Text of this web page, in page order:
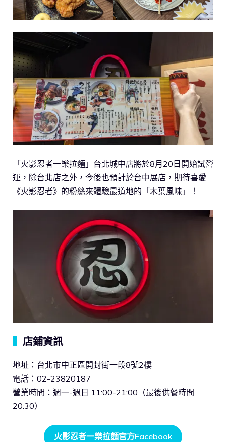
「火影忍者一樂拉麵」台北城中店將於8月20日開始試營
運，除台北店之外，今後也預計於台中展店，期待喜愛
《火影忍者》的粉絲來體驗最道地的「木葉風味」！
店鋪資訊
地址：台北市中正區開封街一段8號2樓
電話：02-23820187
營業時間：週一-週日 11:00-21:00（最後供餐時間
20:30）
火影忍者一樂拉麵官方Facebook